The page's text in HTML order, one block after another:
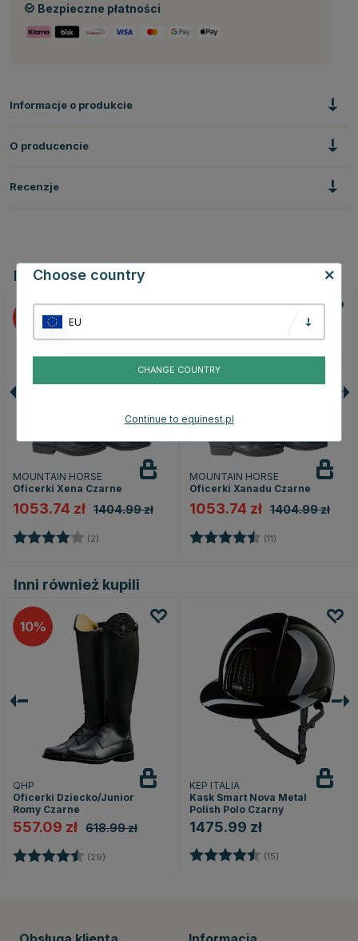
Bezpieczne płatności
Informacje o produkcie
O producencie
Recenzje
Powiązane produkty
MOUNTAIN HORSE
Oficerki Xena Czarne
1053.74 zł 1404.99 zł
Ocena: (2)
MOUNTAIN HORSE
Oficerki Xanadu Czarne
1053.74 zł 1404.99 zł
Ocena: (11)
Inni również kupili
10
QHP
Oficerki Dziecko/Junior
Romy Czarne
557.09 zł 618.99 zł
Ocena: (29) 4.5 na 5 gwiazdek
KEP ITALIA
Kask Smart Nova Metal
Polish Polo Czarny
1475.99 zł
Ocena: (15)
Choose country
EU
CHANGE COUNTRY
Continue to equinest.pl